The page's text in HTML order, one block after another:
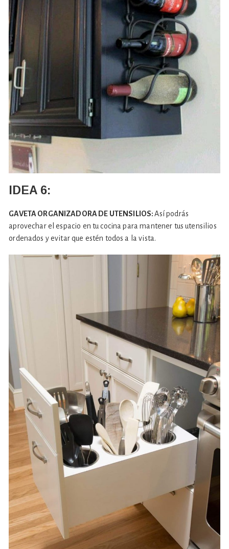
IDEA 6:
GAVETA ORGANIZADORA DE UTENSILIOS:Así podrás
aprovechar el espacio en tu cocina para mantener tus utensilios
ordenados y evitar que estén todos a la vista.